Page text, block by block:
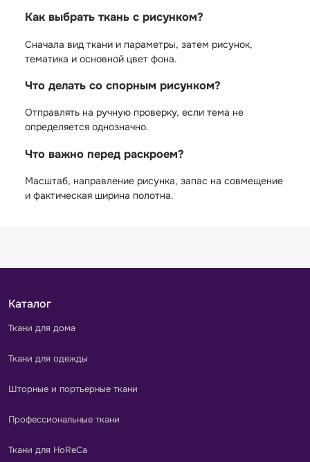
Как выбрать ткань с рисунком?
Сначала вид ткани и параметры, затем рисунок,
тематика и основной цвет фона.
Что делать со спорным рисунком?
Отправлять на ручную проверку, если тема не
определяется однозначно.
Что важно перед раскроем?
Масштаб, направление рисунка, запас на совмещение
и фактическая ширина полотна.
Каталог
Ткани для дома
Ткани для одежды
Шторные и портьерные ткани
Профессиональные ткани
Ткани для HoReCa